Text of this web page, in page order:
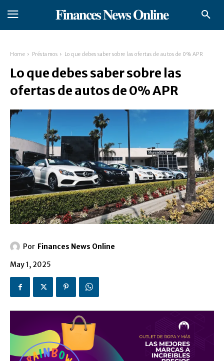
𝐅𝐢𝐧𝐚𝐧𝐜𝐞𝐬 𝐍𝐞𝐰𝐬 𝐎𝐧𝐥𝐢𝐧𝐞
Home Préstamos Lo que debes saber sobre las ofertas de autos de 0% APR
Lo que debes saber sobre las
ofertas de autos de 0% APR
Por Finances News Online
May 1, 2025